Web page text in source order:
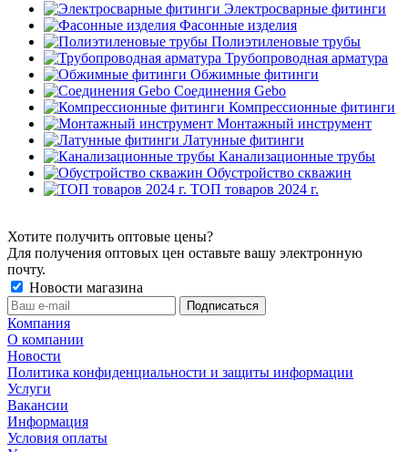
Электросварные фитинги
Фасонные изделия
Полиэтиленовые трубы
Трубопроводная арматура
Обжимные фитинги
Соединения Gebo
Компрессионные фитинги
Монтажный инструмент
Латунные фитинги
Канализационные трубы
Обустройство скважин
ТОП товаров 2024 г.
Хотите получить оптовые цены?
Для получения оптовых цен оставьте вашу электронную
почту.
Новости магазина
Компания
О компании
Новости
Политика конфиденциальности и защиты информации
Услуги
Вакансии
Информация
Условия оплаты